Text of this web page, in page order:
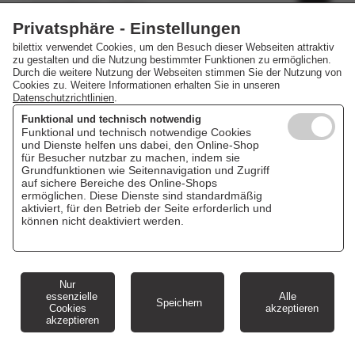
Privatsphäre - Einstellungen
bilettix verwendet Cookies, um den Besuch dieser Webseiten attraktiv
zu gestalten und die Nutzung bestimmter Funktionen zu ermöglichen.
Durch die weitere Nutzung der Webseiten stimmen Sie der Nutzung von
Cookies zu. Weitere Informationen erhalten Sie in unseren
Datenschutzrichtlinien.
Funktional und technisch notwendig
Funktional und technisch notwendige Cookies
und Dienste helfen uns dabei, den Online-Shop
für Besucher nutzbar zu machen, indem sie
Grundfunktionen wie Seitennavigation und Zugriff
auf sichere Bereiche des Online-Shops
ermöglichen. Diese Dienste sind standardmäßig
aktiviert, für den Betrieb der Seite erforderlich und
können nicht deaktiviert werden.
Nur
essenzielle
Cookies
akzeptieren
Speichern
Alle
akzeptieren
Salzlandtheater, Staßfurt
28.11.2026 19:30 Uhr
Cookie Einstellungen AGB